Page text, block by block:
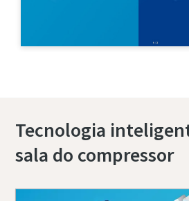
Tecnologia
sala do compressor